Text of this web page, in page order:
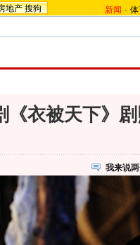
地产 搜狗 新闻 -
《衣被天下》
我来说